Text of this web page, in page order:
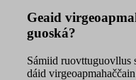
Geaid
guoská?
Sámiid ruovttuguovllus
dáid